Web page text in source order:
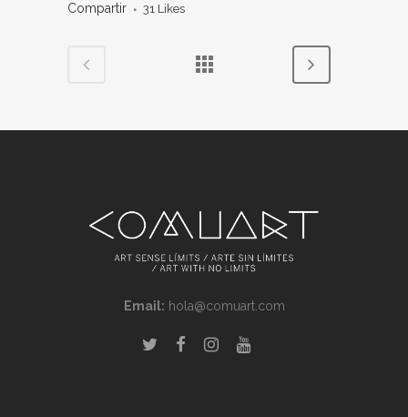
Compartir 31 Likes
Email: hola@comuart.com